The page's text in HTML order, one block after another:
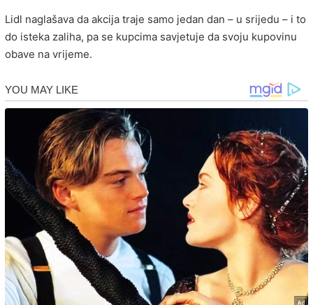
Lidl naglašava da akcija traje samo jedan dan – u srijedu – i to
do isteka zaliha, pa se kupcima savjetuje da svoju kupovinu
obave na vrijeme.